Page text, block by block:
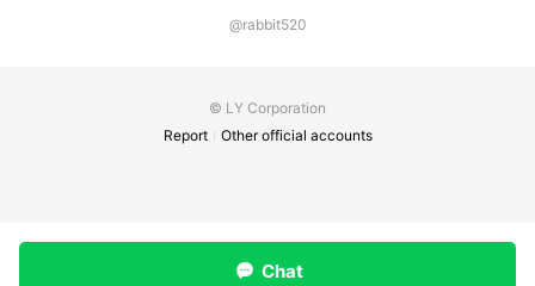
@rabbit520
© LY Corporation
Report
Other official accounts
Chat